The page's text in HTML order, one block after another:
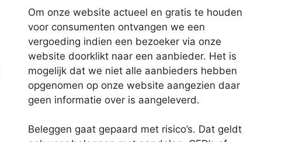
Om onze website actueel en gratis te houden
voor consumenten ontvangen we een
vergoeding indien een bezoeker via onze
website doorklikt naar een aanbieder. Het is
mogelijk dat we niet alle aanbieders hebben
opgenomen op onze website aangezien daar
geen informatie over is aangeleverd.
Beleggen gaat gepaard met risico’s. Dat geldt